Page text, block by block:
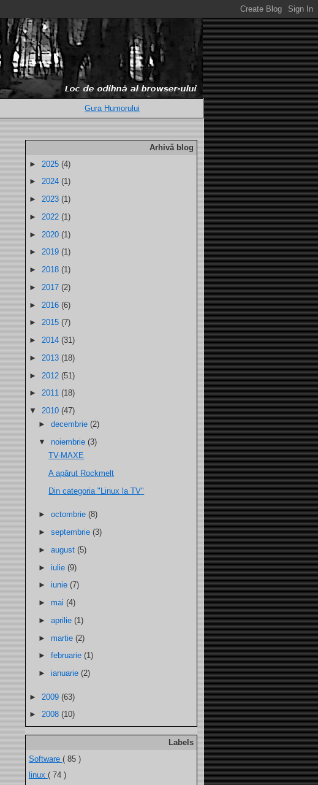
Gura Humorului
Arhivă blog
► 2025 (4)
► 2024 (1)
► 2023 (1)
► 2022 (1)
► 2020 (1)
► 2019 (1)
► 2018 (1)
► 2017 (2)
► 2016 (6)
► 2015 (7)
► 2014 (31)
► 2013 (18)
► 2012 (51)
► 2011 (18)
▼ 2010 (47)
►decembrie(2)
▼noiembrie(3)
TV-MAXE
A apărut Rockmelt
Din categoria "Linux la TV"
►octombrie(8)
►septembrie(3)
►august(5)
►iulie(9)
►iunie(7)
►mai(4)
►aprilie(1)
►martie(2)
►februarie(1)
►ianuarie(2)
► 2009 (63)
► 2008 (10)
Labels
Software ( 85 )
linux ( 74 )